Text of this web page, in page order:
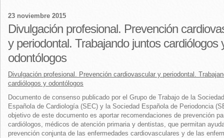
23 noviembre 2015
Divulgación profesional. Prevención
y periodontal. Trabajando juntos cardiólogos
odontólogos
Divulgación profesional. Prevención cardiovascular y periodontal.
cardiólogos y odontólogos
Documento de consenso publicado por el Grupo de Trabajo de la Sociedad
Española de Cardiología (SEC) y la Sociedad Española de Periodoncia
objetivo de este documento es aportar recomendaciones de prevención
cardiólogos, médicos de atención primaria y dentistas, que permitan
prevención conjunta de las enfermedades cardiovasculares y de las